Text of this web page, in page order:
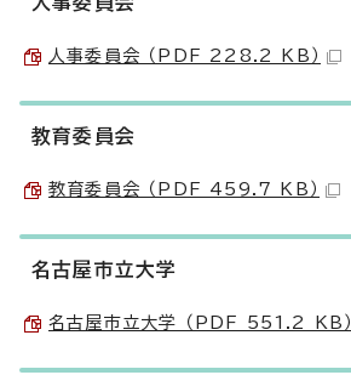
人事委員会 （PDF 228.2 KB）
教育委員会
教育委員会 （PDF 459.7 KB）
名古屋市立大学
名古屋市立大学 （PDF 551.2 KB）